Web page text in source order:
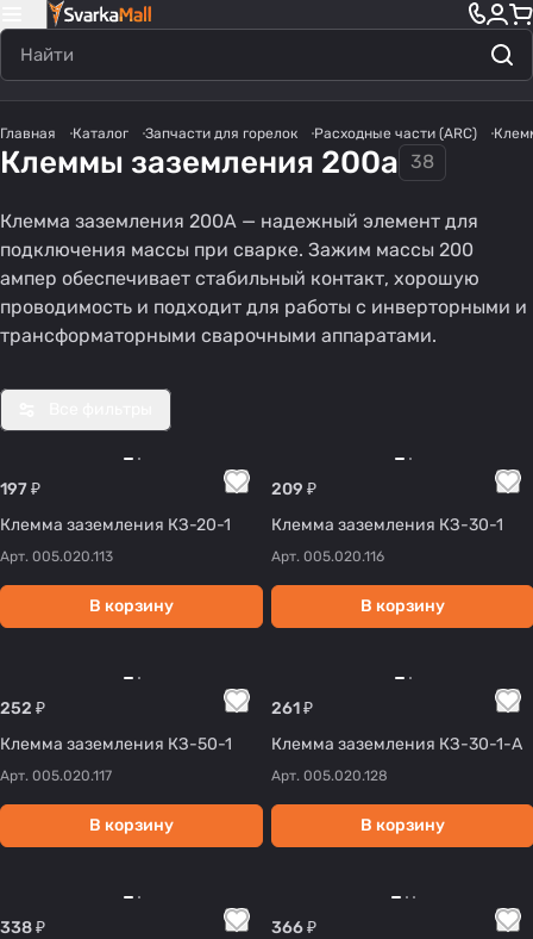
Главная Каталог Запчасти для горелок Расходные части (ARC)
Клеммы заземления 200а 38
Клемма заземления 200А — надежный элемент для
подключения массы при сварке. Зажим массы 200
ампер обеспечивает стабильный контакт, хорошую
проводимость и подходит для работы с инверторными и
трансформаторными сварочными аппаратами.
197 ₽
Клемма заземления КЗ-20-1
Арт. 005.020.113
В корзину
209 ₽
Клемма заземления КЗ-30-1
Арт. 005.020.116
В корзину
252 ₽
Клемма заземления КЗ-50-1
Арт. 005.020.117
В корзину
261 ₽
Клемма заземления КЗ-30-1-А
Арт. 005.020.128
В корзину
338 ₽
366 ₽